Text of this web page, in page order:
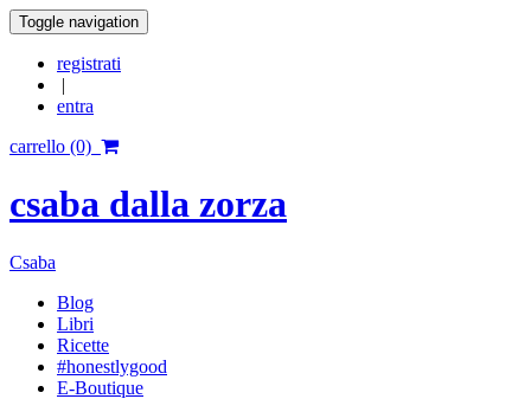
Toggle navigation
registrati
|
entra
carrello (0)
csaba dalla zorza
Csaba
Blog
Libri
Ricette
#honestlygood
E-Boutique